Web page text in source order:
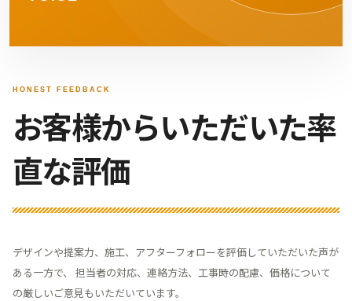
HONEST FEEDBACK
お客様からいただいた率
直な評価
デザインや提案力、施工、アフターフォローを評価していただいた声が
ある一方で、 担当者の対応、連絡方法、工事時の配慮、価格について
の厳しいご意見もいただいています。